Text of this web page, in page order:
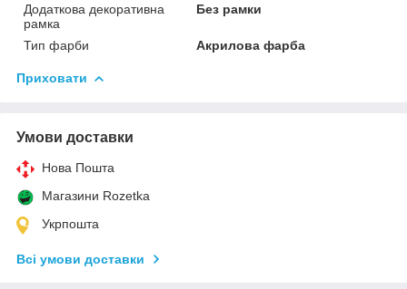
Додаткова декоративна
рамка
Без рамки
Тип фарби Акрилова фарба
Приховати
Умови доставки
Нова Пошта
Магазини Rozetka
Укрпошта
Всі умови доставки